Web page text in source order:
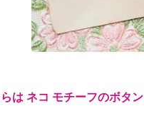
は ネコ モチーフのボタン